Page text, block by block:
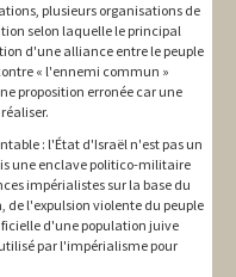
plusieurs organisations de
selon laquelle le principal
d'une alliance entre le peuple
« l'ennemi commun »
proposition erronée car une
: l'État d'Israël n'est pas un
une enclave politico-militaire
impérialistes sur la base du
l'expulsion violente du peuple
d'une population juive
par l'impérialisme pour